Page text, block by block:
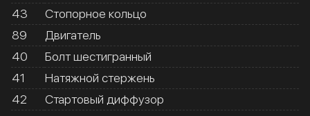
43
Стопорное кольцо
89
Двигатель
40
Болт шестигранный
41
Натяжной стержень
42
Стартовый диффузор